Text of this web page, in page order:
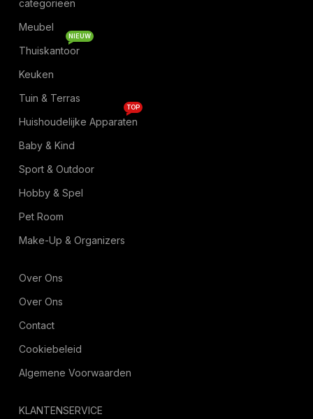
categorieën
Meubel
Thuiskantoor
NIEUW
Keuken
Tuin & Terras
Huishoudelijke Apparaten
TOP
Baby & Kind
Sport & Outdoor
Hobby & Spel
Pet Room
Make-Up & Organizers
Over Ons
Over Ons
Contact
Cookiebeleid
Algemene Voorwaarden
KLANTENSERVICE